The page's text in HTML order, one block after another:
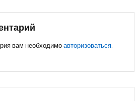
вам необходимоавторизоваться.